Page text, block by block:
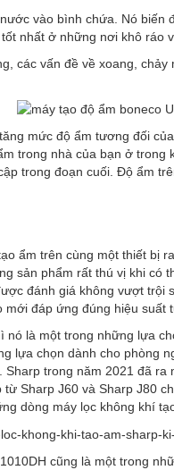
vào bình chứa. Nó
nhất ở những nơi khô ráo
các vấn đề về xoang,
mức độ ẩm tương đối
trong nhà của bạn ở trong
trong đoạn cuối. Độ ẩm
ẩm trên cùng một thiết bị
sản phẩm rất thú vị khi có
đánh giá không vượt
đáp ứng đúng hiệu suất
nó là một trong những lựa
lựa chọn dành cho phòng
trong năm 2021 đã
Sharp J60 và Sharp J80
dòng máy lọc không khí
cũng là một trong